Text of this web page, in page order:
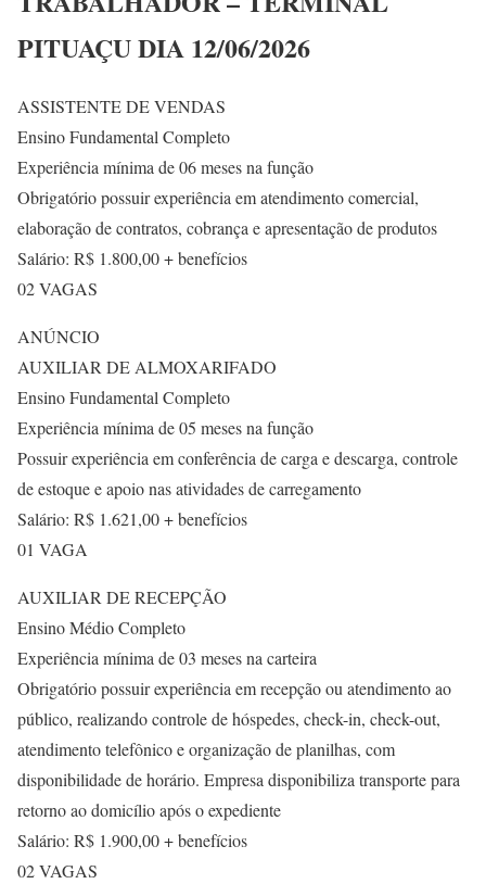
PITUAÇU DIA 12/06/2026
ASSISTENTE DE VENDAS
Ensino Fundamental Completo
Experiência mínima de 06 meses na função
Obrigatório possuir experiência em atendimento comercial,
elaboração de contratos, cobrança e apresentação de produtos
Salário: R$ 1.800,00 + benefícios
02 VAGAS
ANÚNCIO
AUXILIAR DE ALMOXARIFADO
Ensino Fundamental Completo
Experiência mínima de 05 meses na função
Possuir experiência em conferência de carga e descarga, controle
de estoque e apoio nas atividades de carregamento
Salário: R$ 1.621,00 + benefícios
01 VAGA
AUXILIAR DE RECEPÇÃO
Ensino Médio Completo
Experiência mínima de 03 meses na carteira
Obrigatório possuir experiência em recepção ou atendimento ao
público, realizando controle de hóspedes, check-in, check-out,
atendimento telefônico e organização de planilhas, com
disponibilidade de horário. Empresa disponibiliza transporte para
retorno ao domicílio após o expediente
Salário: R$ 1.900,00 + benefícios
02 VAGAS